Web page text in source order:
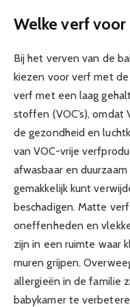
Welke verf
Bij het verven van de
kiezen voor verf met de
verf met een laag
stoffen (VOC’s), omdat
de gezondheid en
van VOC-vrije
afwasbaar en
gemakkelijk kunt
beschadigen. Matte
oneffenheden en
zijn in een ruimte waar
muren grijpen.
allergieën in de familie
babykamer te